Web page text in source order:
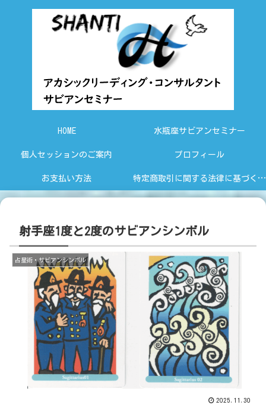
HOME 水瓶座サビアンセミナー
個人セッションのご案内 プロフィール
お支払い方法 特定商取引に関する法律に基づく表示
射手座1度と2度のサビアンシンボル
占星術・サビアンシンボル
2025.11.30